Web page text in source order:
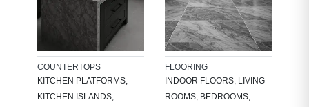
COUNTERTOPS
KITCHEN PLATFORMS,
KITCHEN ISLANDS,
FLOORING
INDOOR FLOORS, LIVING
ROOMS, BEDROOMS,